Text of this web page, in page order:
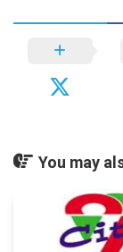
You may